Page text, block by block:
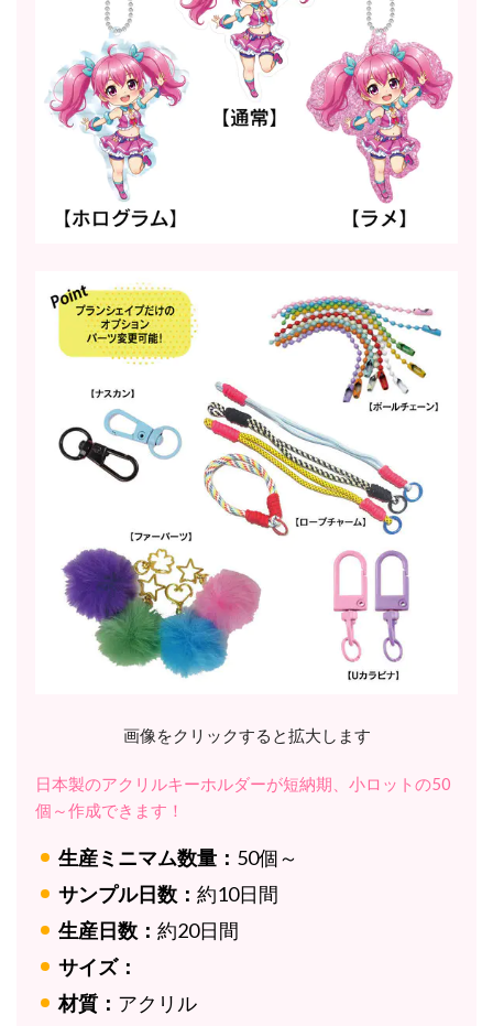
画像をクリックすると拡大します
日本製のアクリルキーホルダーが短納期、小ロットの50
個～作成できます！
生産ミニマム数量： 50個～
サンプル日数： 約10日間
生産日数： 約20日間
サイズ：
材質： アクリル